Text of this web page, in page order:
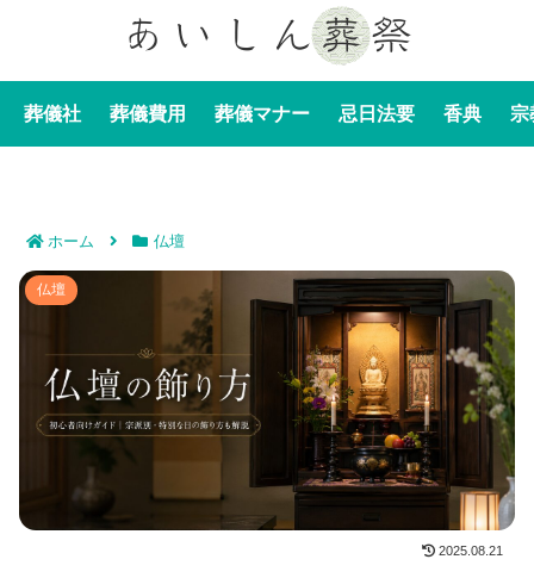
葬儀社 葬儀費用 葬儀マナー 忌日法要 香典 宗
ホーム 仏壇
仏壇の飾り方｜初心者向けガイドで宗派別・特別な日の
飾り方も解説！
仏壇
2025.08.21